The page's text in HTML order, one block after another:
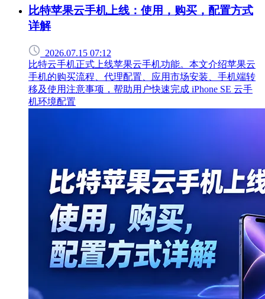
比特苹果云手机上线：使用，购买，配置方式
详解
2026.07.15 07:12
比特云手机正式上线苹果云手机功能。本文介绍苹果云
手机的购买流程、代理配置、应用市场安装、手机端转
移及使用注意事项，帮助用户快速完成 iPhone SE 云手
机环境配置